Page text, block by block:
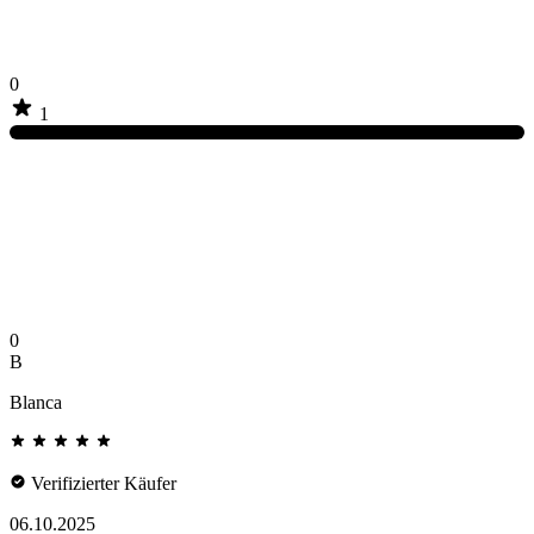
0
1
0
B
Blanca
Verifizierter Käufer
06.10.2025